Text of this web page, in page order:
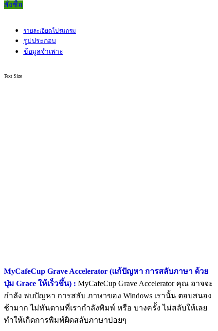
สั่งซื้อ
รายละเอียดโปรแกรม
รูปประกอบ
ข้อมูลจำเพาะ
Text Size
MyCafeCup Grave Accelerator (แก้ปัญหา การสลับภาษา ด้วย
ปุ่ม Grace ให้เร็วขึ้น) : MyCafeCup Grave Accelerator คุณ อาจจะ
กำลัง พบปัญหา การสลับ ภาษาของ Windows เรานั้น ตอบสนอง
ช้ามาก ไม่ทันตามที่เรากำลังพิมพ์ หรือ บางครั้ง ไม่สลับให้เลย
ทำให้เกิดการพิมพ์ผิดสลับภาษาบ่อยๆ